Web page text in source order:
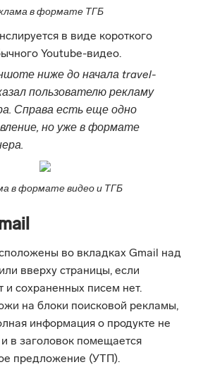
в формате ТГБ
в виде короткого
Youtube-видео.
ниже до начала travel-
пользователю рекламу
Справа есть еще одно
но уже в формате
в формате видео и ТГБ
во вкладках Gmail над
вверху страницы, если
и сохраненных писем нет.
на блоки поисковой рекламы,
информация о продукте не
в заголовок помещается
предложение (УТП).